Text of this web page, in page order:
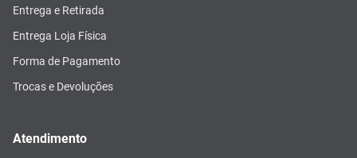
Entrega e Retirada
Entrega Loja Física
Forma de Pagamento
Trocas e Devoluções
Atendimento